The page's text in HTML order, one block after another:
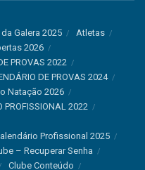
Galera 2025
Atletas
2026
PROVAS 2022
DE PROVAS 2024
Natação 2026
PROFISSIONAL 2022
Profissional 2025
– Recuperar Senha
Clube Conteúdo